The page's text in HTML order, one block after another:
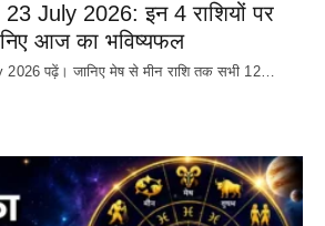
July 2026: इन 4 राशियों पर
आज का भविष्यफल
पढ़ें। जानिए मेष से मीन राशि तक सभी 12…